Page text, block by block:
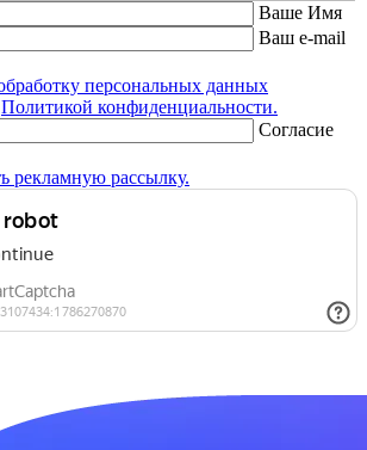
Ваше Имя
Ваш e-mail
персональных данных
Политикой конфиденциальности.
Согласие
рекламную рассылку.